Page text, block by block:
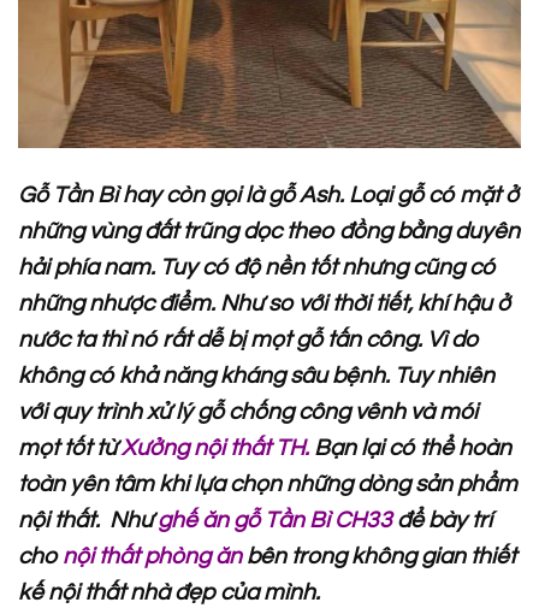
Gỗ Tần Bì hay còn gọi là gỗ Ash. Loại gỗ có mặt ở
những vùng đất trũng dọc theo đồng bằng duyên
hải phía nam. Tuy có độ nền tốt nhưng cũng có
những nhược điểm. Như so với thời tiết, khí hậu ở
nước ta thì nó rất dễ bị mọt gỗ tấn công. Vì do
không có khả năng kháng sâu bệnh. Tuy nhiên
với quy trình xử lý gỗ chống công vênh và mói
mọt tốt từXưởng nội thất TH. Bạn lại có thể hoàn
toàn yên tâm khi lựa chọn những dòng sản phẩm
nội thất. Nhưghế ăn gỗ Tần Bì CH33để bày trí
cho nội thất phòng ănbên trong không gian thiết
kế nội thất nhà đẹp của mình.